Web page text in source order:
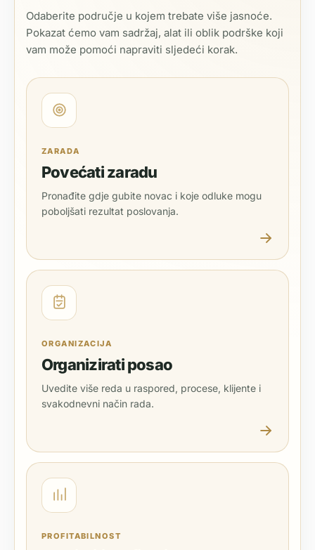
Odaberite područje u kojem trebate više jasnoće.
Pokazat ćemo vam sadržaj, alat ili oblik podrške koji
vam može pomoći napraviti sljedeći korak.
ZARADA
Povećati zaradu
Pronađite gdje gubite novac i koje odluke mogu
poboljšati rezultat poslovanja.
ORGANIZACIJA
Organizirati posao
Uvedite više reda u raspored, procese, klijente i
svakodnevni način rada.
PROFITABILNOST